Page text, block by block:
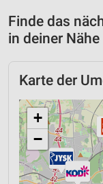
Finde das
in deiner Nähe
Karte der
+
−